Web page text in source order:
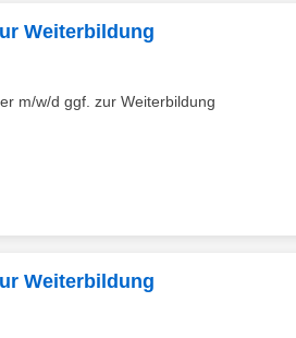
Weiterbildung
m/w/d ggf. zur Weiterbildung
Weiterbildung